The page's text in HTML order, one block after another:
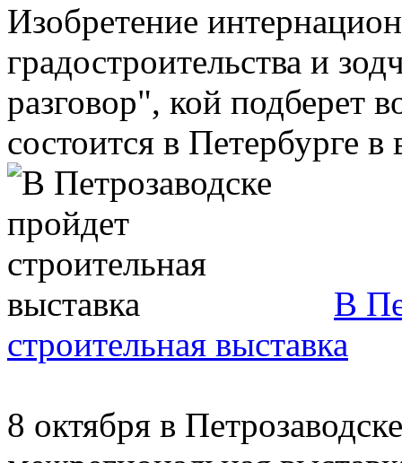
Изобретение
градостроительства и
разговор", кой подберет
состоится в Петербурге
В
строительная выставка
8 октября в